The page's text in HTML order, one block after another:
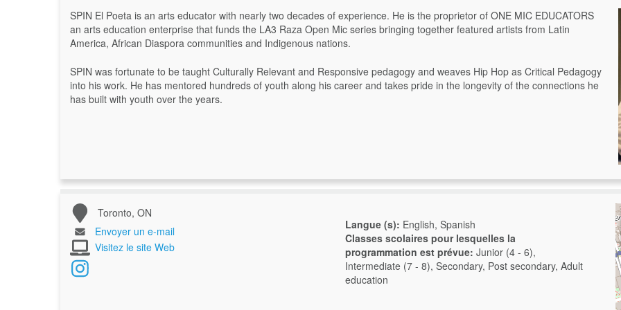
SPIN El Poeta is an arts educator with nearly two decades of experience. He is the proprietor of ONE MIC EDUCATORS
an arts education enterprise that funds the LA3 Raza Open Mic series bringing together featured artists from Latin
America, African Diaspora communities and Indigenous nations.
SPIN was fortunate to be taught Culturally Relevant and Responsive pedagogy and weaves Hip Hop as Critical Pedagogy
into his work. He has mentored hundreds of youth along his career and takes pride in the longevity of the connections he
has built with youth over the years.
Toronto, ON
Envoyer un e-mail
Visitez le site Web
Langue (s): English, Spanish
Classes scolaires pour lesquelles la
programmation est prévue: Junior (4 - 6),
Intermediate (7 - 8), Secondary, Post secondary, Adult
education